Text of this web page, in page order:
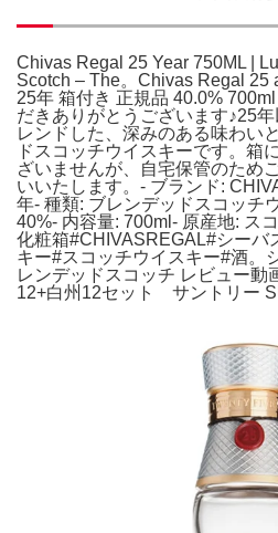
Chivas Regal 25 Year 750ML |
Scotch – The。Chivas Regal 25
25年 箱付き 正規品 40.0%
だきありがとうございます♪25
レンドした、深みのある味わい
ドスコッチウイスキーです。箱
ざいませんが、自宅保管のため
いいたします。- ブランド:
年- 種類: ブレンデッドスコッチ
40%- 内容量: 700ml- 原産地: ス
化粧箱#CHIVASREGAL#シーバ
キー#スコッチウイスキー#酒。
レンデッドスコッチ レビュー動
12+白州12セット サントリー